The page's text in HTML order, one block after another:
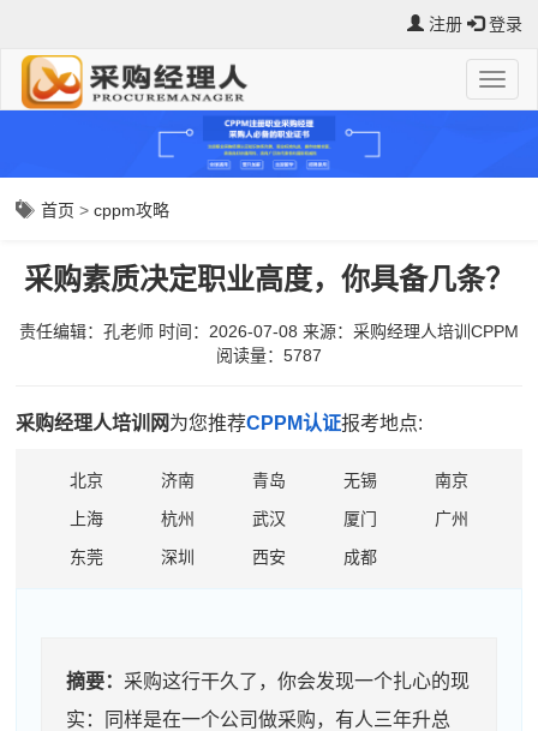
注册 登录
首页 >cppm攻略
采购素质决定职业高度，你具备几条？
责任编辑：孔老师 时间：2026-07-08 来源： 采购经理人培训CPPM
阅读量：5787
采购经理人培训网为您推荐CPPM认证报考地点:
北京 济南 青岛 无锡
南京
上海
杭州 武汉 厦门
广州
东莞
深圳 西安 成都
摘要： 采购这行干久了，你会发现一个扎心的现
实：同样是在一个公司做采购，有人三年升总